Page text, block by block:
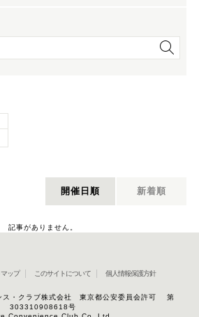
開催日順 新着順
記事がありません。
ップ このサイトについて 個人情報保護方針
ス・クラブ株式会社 東京都公安委員会許可 第
303310908618号